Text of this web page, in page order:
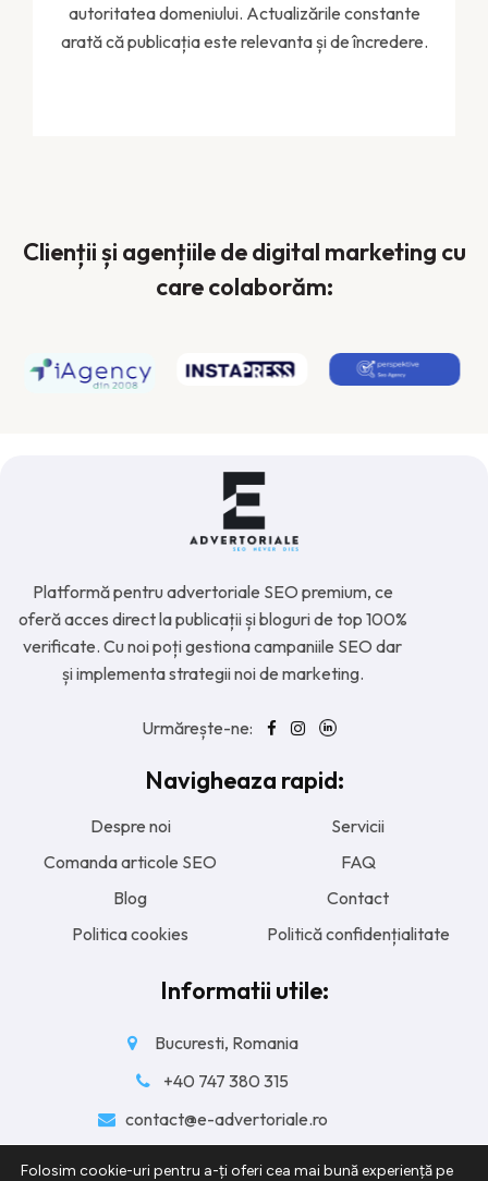
autoritatea domeniului. Actualizările constante
arată că publicația este relevanta și de încredere.
Clienții și agențiile de digital marketing cu
care colaborăm:
Platformă pentru advertoriale SEO premium, ce
oferă acces direct la publicații și bloguri de top 100%
verificate. Cu noi poți gestiona campaniile SEO dar
și implementa strategii noi de marketing.
Urmărește-ne:
Navigheaza rapid:
Despre noi
Servicii
Comanda articole SEO
FAQ
Blog
Contact
Politica cookies
Politică confidențialitate
Informatii utile:
Bucuresti, Romania
+40 747 380 315
contact@e-advertoriale.ro
Folosim cookie-uri pentru a-ți oferi cea mai bună experiență pe